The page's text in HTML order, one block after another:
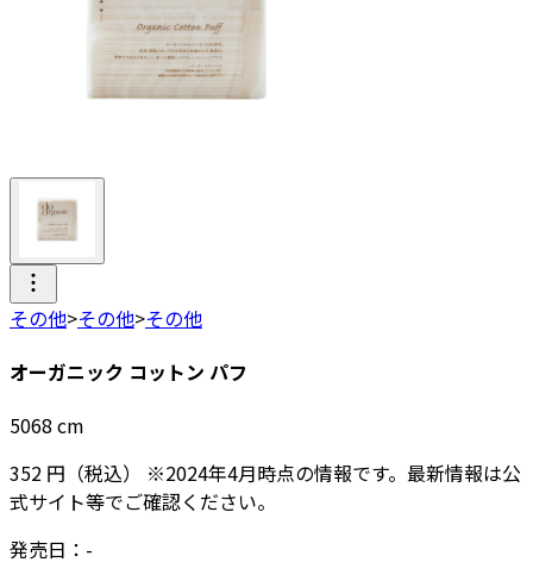
その他>その他>その他
オーガニック コットン パフ
5068 cm
352 円 （税込） ※2024年4月時点の情報です。最新情報は公
式サイト等でご確認ください。
発売日： -